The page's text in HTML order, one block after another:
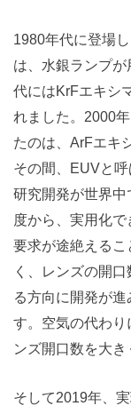
1980年代に登場
は、水銀ランプ
代にはKrFエキシ
れました。2000
たのは、ArFエキ
その間、EUVと
研究開発が世界
度から、実用化
要求が途絶える
く、レンズの開
る方向に開発が
す。空気の代わり
ンズ開口数を大き
そして2019年、